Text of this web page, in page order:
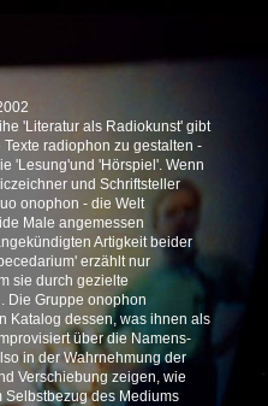
'Literatur als Radiokunst' gibt
radiophon zu gestalten -
'Lesung'und 'Hörspiel'. Wenn
und Schriftsteller
onophon - die Welt
Male angemessen
Artigkeit beider
erzählt nur
sie durch gezielte
Die Gruppe onophon
Katalog dessen, was ihnen als
über die Namens-
in der Wahrnehmung der
Verschiebung zeigen, wie
Selbstbezug des Mediums